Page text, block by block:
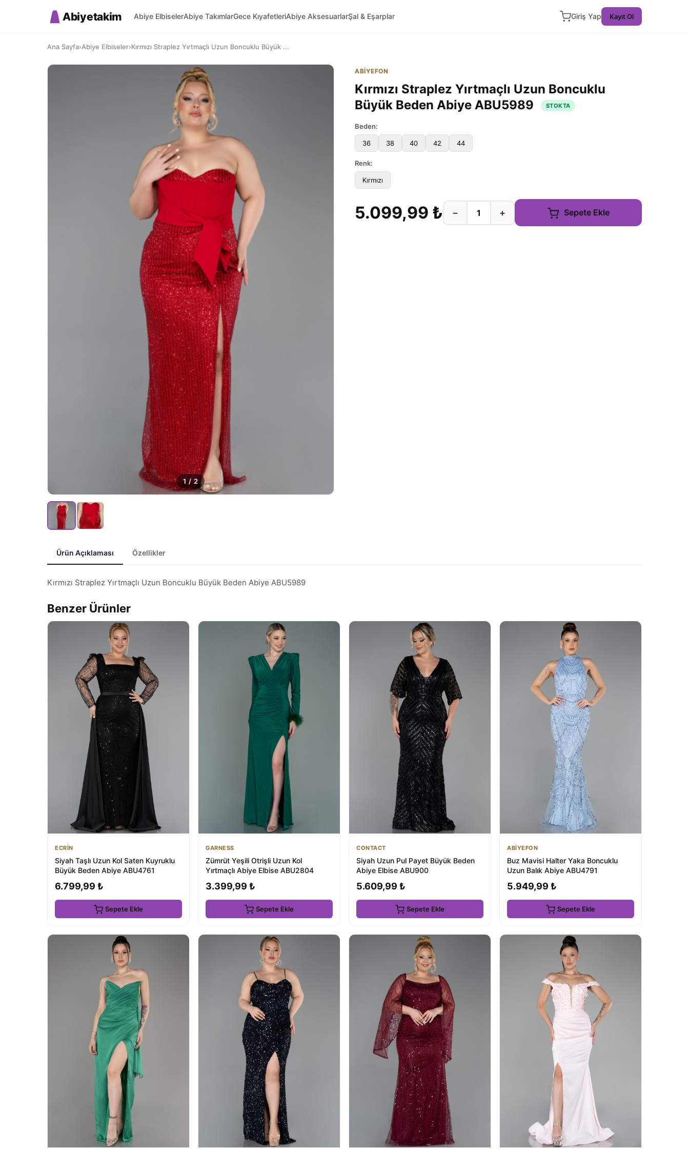
Abiyetakim Abiye ElbiselerAbiye TakımlarGece KıyafetleriAbiye AksesuarlarŞal & Eşarplar Giriş Yap Kayıt Ol
Ana Sayfa›Abiye Elbiseler›Kırmızı Straplez Yırtmaçlı Uzun Boncuklu Büyük ...
1/ 2
ABİYEFON
Kırmızı Straplez Yırtmaçlı Uzun Boncuklu
Büyük Beden Abiye ABU5989
STOKTA
Beden:
36 38 40 42 44
Renk:
Kırmızı
5.099,99 ₺ − + Sepete Ekle
Ürün Açıklaması Özellikler
Kırmızı Straplez Yırtmaçlı Uzun Boncuklu Büyük Beden Abiye ABU5989
Benzer Ürünler
ECRİN
Siyah Taşlı Uzun Kol Saten Kuyruklu
Büyük Beden Abiye ABU4761
6.799,99 ₺
Sepete Ekle
GARNESS
Zümrüt Yeşili Otrişli Uzun Kol
Yırtmaçlı Abiye Elbise ABU2804
3.399,99 ₺
Sepete Ekle
CONTACT
Siyah Uzun Pul Payet Büyük Beden
Abiye Elbise ABU900
5.609,99 ₺
Sepete Ekle
ABİYEFON
Buz Mavisi Halter Yaka Boncuklu
Uzun Balık Abiye ABU4791
5.949,99 ₺
Sepete Ekle